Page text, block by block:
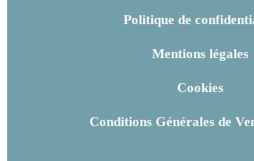
Politique de
Mentions légales
Cookies
Conditions Générales de